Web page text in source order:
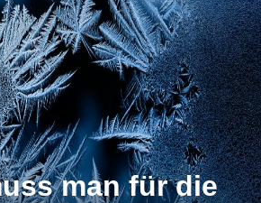
man für die